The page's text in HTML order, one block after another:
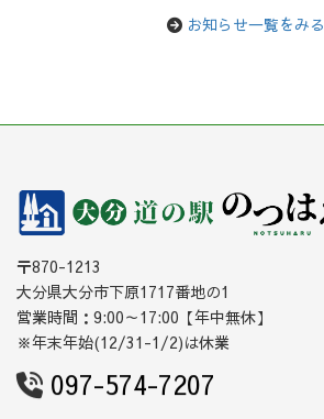
お知らせ一覧をみる
〒870-1213
大分県大分市下原1717番地の1
営業時間：9:00～17:00【年中無休】
※年末年始(12/31-1/2)は休業
097-574-7207